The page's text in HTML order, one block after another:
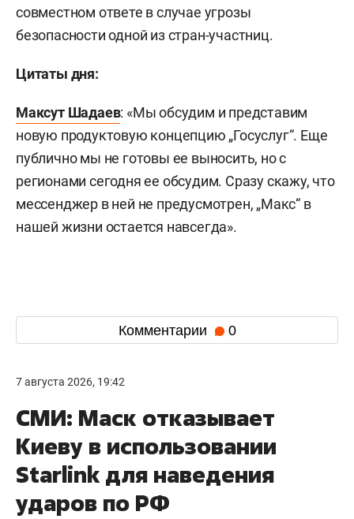
совместном ответе в случае угрозы
безопасности одной из стран-участниц.
Цитаты дня:
Максут Шадаев: «Мы обсудим и представим
новую продуктовую концепцию „Госуслуг“. Еще
публично мы не готовы ее выносить, но с
регионами сегодня ее обсудим. Сразу скажу, что
мессенджер в ней не предусмотрен, „Макс“ в
нашей жизни остается навсегда».
Комментарии 0
7 августа 2026, 19:42
СМИ: Маск отказывает
Киеву в использовании
Starlink для наведения
ударов по РФ